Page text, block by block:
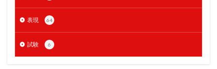
表現 64
試験 6